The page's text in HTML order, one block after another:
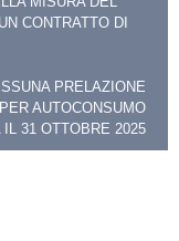
CONTRATTO DI
PRELAZIONE
AUTOCONSUMO
31 OTTOBRE 2025